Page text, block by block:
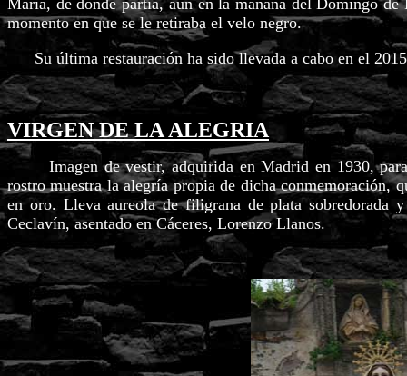
María, de donde partía, aún en la mañana del Domingo
momento en que se le retiraba el velo negro.
Su última restauración ha sido llevada a cabo en el
VIRGEN DE LA ALEGRIA
Imagen de vestir, adquirida en Madrid en 1930, para
rostro muestra la alegría propia de dicha conmemoración,
en oro. Lleva aureola de filigrana de plata sobredorada
Ceclavín, asentado en Cáceres, Lorenzo Llanos.